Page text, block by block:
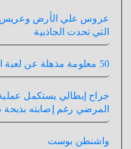
عروس علي الأرض وعريس
التي تحدت الجاذبية
50 معلومة مذهلة عن لعبة الشطرنج
جراح إيطالي يستكمل
المرضي رغم إصابته بذبحة
واشنطن بوست